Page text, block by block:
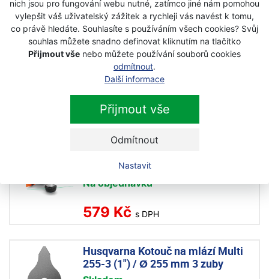
nich jsou pro fungování webu nutné, zatímco jiné nám pomohou
vylepšit váš uživatelský zážitek a rychleji vás navést k tomu,
co právě hledáte. Souhlasíte s používáním všech cookies? Svůj
souhlas můžete snadno definovat kliknutím na tlačítko
Přijmout vše nebo můžete používání souborů cookies
odmítnout.
Další informace
Přijmout vše
Odmítnout
Nastavit
579 Kč s DPH
Husqvarna Kotouč na mlází Multi
255-3 / Ø 255 mm 3 zuby
Na objednávku
679 Kč s DPH
Na objednávku
579 Kč s DPH
Husqvarna Kotouč na mlází Multi
255-3 (1") / Ø 255 mm 3 zuby